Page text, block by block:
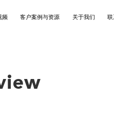
频 客户案例与资源 关于我们 联